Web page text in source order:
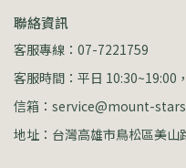
聯絡資訊
客服專線：07-7221759
客服時間：平日 10:30~19:00
信箱：service@mount-
地址：台灣高雄市鳥松區美山